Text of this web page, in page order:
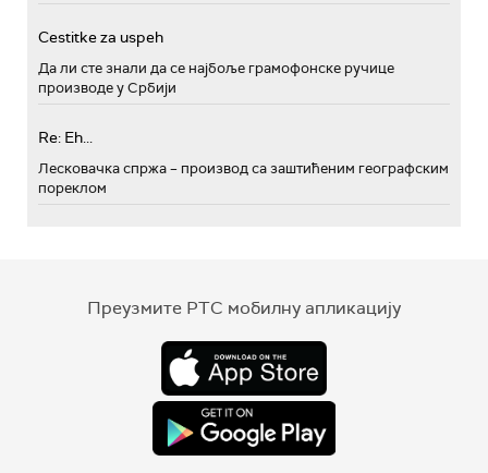
Cestitke za uspeh
Да ли сте знали да се најбоље грамофонске ручице
производе у Србији
Re: Eh...
Лесковачка спржа – производ са заштићеним географским
пореклом
Преузмите РТС мобилну апликацију